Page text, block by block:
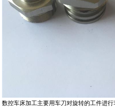
数控车床加工主要用车刀对旋转的工件进